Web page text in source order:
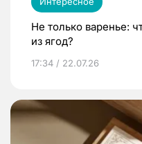
Не только варенье:
из ягод?
17:34 / 22.07.26